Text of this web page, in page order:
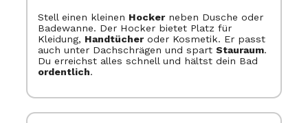
Stell einen kleinen Hockerneben Dusche oder
Badewanne. Der Hocker bietet Platz für
Kleidung, Handtücheroder Kosmetik. Er passt
auch unter Dachschrägen und spart Stauraum.
Du erreichst alles schnell und hältst dein Bad
ordentlich.